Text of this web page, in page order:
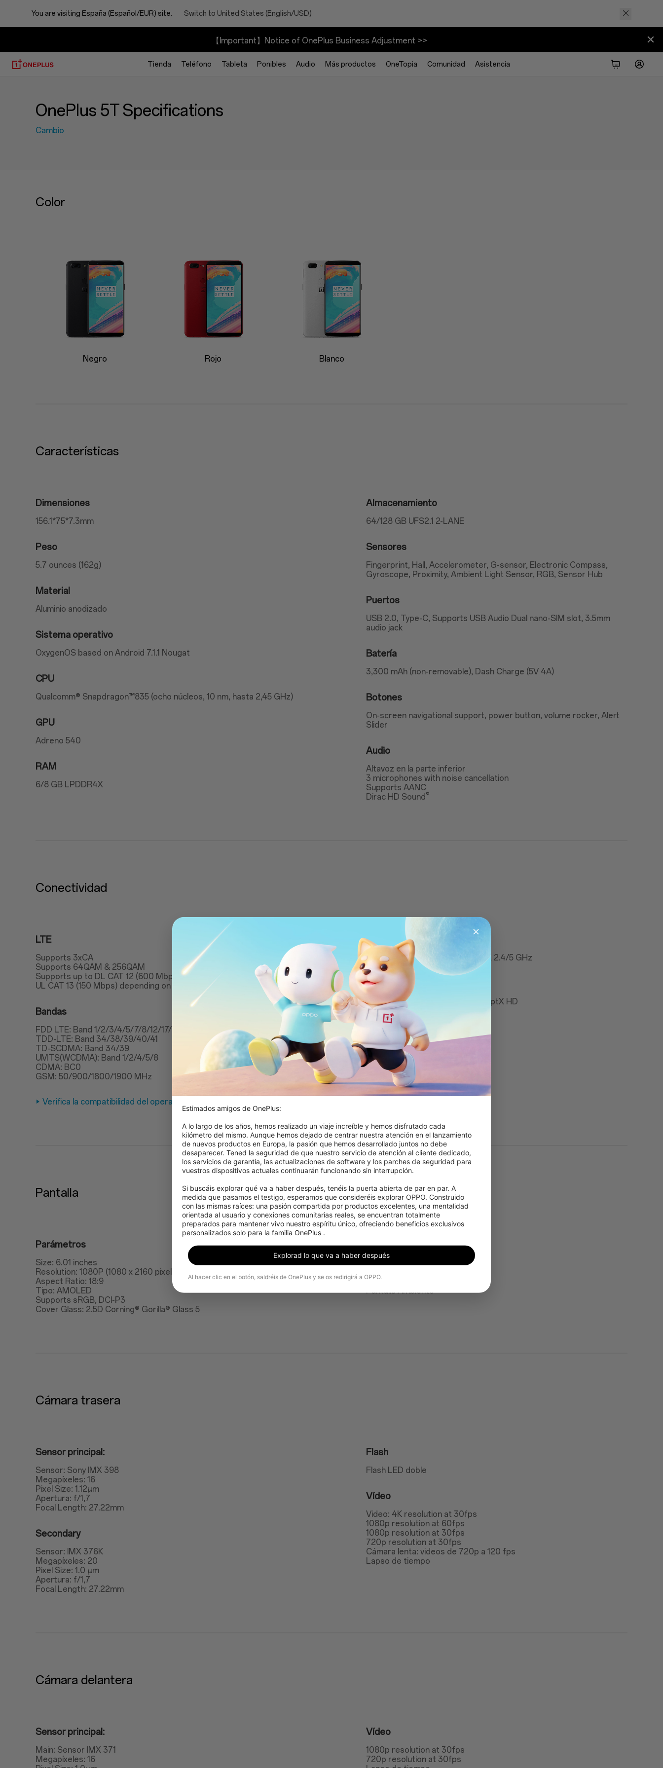
You are visiting España (Español/EUR) site. Switch to United States (English/USD)
【Important】Notice of OnePlus Business Adjustment >>
Tienda Teléfono Tableta Ponibles Audio Más productos OneTopia Comunidad Asistencia
OnePlus 5T Specifications
Cambio
Color
Negro Rojo Blanco
Características
Dimensiones
156.1*75*7.3mm
Peso
5.7 ounces (162g)
Material
Aluminio anodizado
Sistema operativo
OxygenOS based on Android 7.1.1 Nougat
CPU
Qualcomm® Snapdragon™835 (ocho núcleos, 10 nm, hasta 2,45 GHz)
GPU
Adreno 540
RAM
6/8 GB LPDDR4X
Almacenamiento
64/128 GB UFS2.1 2-LANE
Sensores
Fingerprint, Hall, Accelerometer, G-sensor, Electronic Compass,
Gyroscope, Proximity, Ambient Light Sensor, RGB, Sensor Hub
Puertos
USB 2.0, Type-C, Supports USB Audio Dual nano-SIM slot, 3.5mm
audio jack
Batería
3,300 mAh (non-removable), Dash Charge (5V 4A)
Botones
On-screen navigational support, power button, volume rocker, Alert
Slider
Audio
Altavoz en la parte inferior
3 microphones with noise cancellation
Supports AANC
Dirac HD Sound ®
Conectividad
LTE
Supports 3xCA
Supports 64QAM & 256QAM
Supports up to DL CAT 12 (600 Mbps)
UL CAT 13 (150 Mbps) depending on carrier support
Bandas
FDD LTE: Band 1/2/3/4/5/7/8/12/17/18/19/20/25/26/28/29/30/66
TDD-LTE: Band 34/38/39/40/41
TD-SCDMA: Band 34/39
UMTS(WCDMA): Band 1/2/4/5/8
CDMA: BC0
GSM: 50/900/1800/1900 MHz
Verifica la compatibilidad del operador
WiFi
MIMO 2*2, WiFi 802.11 a/b/g/n/ac, 2.4/5 GHz
Bluetooth
Bluetooth 5.0, supports aptX & aptX HD
NFC
NFC habilitado
Posicionamiento
GPS, GLONASS, BeiDou, Galileo
Pantalla
Parámetros
Size: 6.01 inches
Resolution: 1080P (1080 x 2160 pixels), 401ppi
Aspect Ratio: 18:9
Tipo: AMOLED
Supports sRGB, DCI-P3
Cover Glass: 2.5D Corning® Gorilla® Glass 5
Funciones
Adaptive mode Reading Mode
Función Lift Up
Pantalla Ambiente
Cámara trasera
Sensor principal:
Sensor: Sony IMX 398
Megapíxeles: 16
Pixel Size: 1.12μm
Apertura: f/1,7
Focal Length: 27.22mm
Secondary
Sensor: IMX 376K
Megapíxeles: 20
Pixel Size: 1.0 μm
Apertura: f/1,7
Focal Length: 27.22mm
Flash
Flash LED doble
Vídeo
Video: 4K resolution at 30fps
1080p resolution at 60fps
1080p resolution at 30fps
720p resolution at 30fps
Cámara lenta: videos de 720p a 120 fps
Lapso de tiempo
Cámara delantera
Sensor principal:
Main: Sensor IMX 371
Megapíxeles: 16
Vídeo
1080p resolution at 30fps
720p resolution at 30fps
Estimados amigos de OnePlus:
A lo largo de los años, hemos realizado un viaje increíble y hemos disfrutado cada
kilómetro del mismo. Aunque hemos dejado de centrar nuestra atención en el lanzamiento
de nuevos productos en Europa, la pasión que hemos desarrollado juntos no debe
desaparecer. Tened la seguridad de que nuestro servicio de atención al cliente dedicado,
los servicios de garantía, las actualizaciones de software y los parches de seguridad para
vuestros dispositivos actuales continuarán funcionando sin interrupción.
Si buscáis explorar qué va a haber después, tenéis la puerta abierta de par en par. A
medida que pasamos el testigo, esperamos que consideréis explorar OPPO. Construido
con las mismas raíces: una pasión compartida por productos excelentes, una mentalidad
orientada al usuario y conexiones comunitarias reales, se encuentran totalmente
preparados para mantener vivo nuestro espíritu único, ofreciendo beneficios exclusivos
personalizados solo para la familia OnePlus .
Explorad lo que va a haber después
Al hacer clic en el botón, saldréis de OnePlus y se os redirigirá a OPPO.